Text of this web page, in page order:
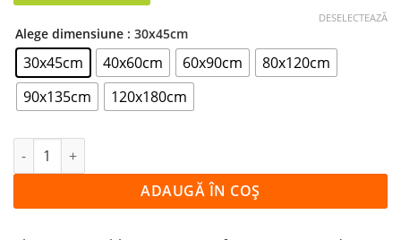
Alege dimensiune : 30x45cm
30x45cm 40x60cm 60x90cm
80x120cm
90x135cm
120x180cm
DESELECTEAZĂ
Cantitate Tablou Girafa cu papion roz
ADAUGĂ ÎN COȘ